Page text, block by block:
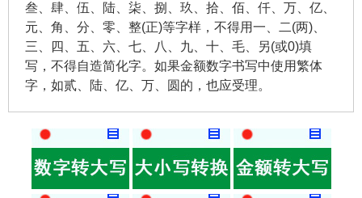
叁、肆、伍、陆、柒、捌、玖、拾、佰、仟、万、亿、
元、角、分、零、整(正)等字样，不得用一、二(两)、
三、四、五、六、七、八、九、十、毛、另(或0)填
写，不得自造简化字。如果金额数字书写中使用繁体
字，如贰、陆、亿、万、圆的，也应受理。